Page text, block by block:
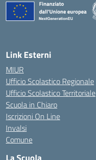
Link Esterni
MIUR
Ufficio Scolastico Regionale
Ufficio Scolastico Territoriale
Scuola in Chiaro
Iscrizioni On Line
Invalsi
Comune